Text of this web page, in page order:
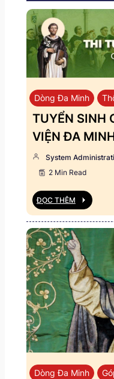
Dòng Đa Minh
TUYỂN SINH
VIỆN ĐA
System
2 Min Read
ĐỌC THÊM
Dòng Đa Minh